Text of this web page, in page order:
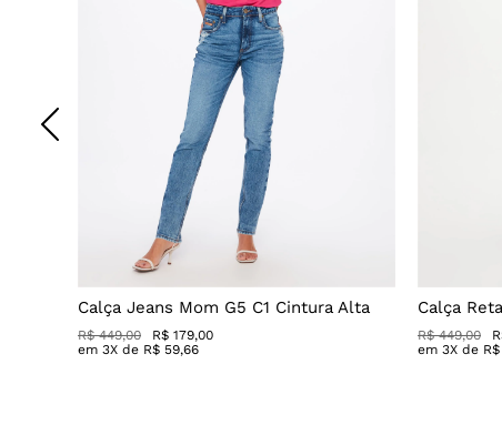
Calça Jeans Mom G5 C1 Cintura Alta
R$ 449,00
R$ 179,00
em 3X de R$ 59,66
Calça
R$ 449,00
em 3X de R$